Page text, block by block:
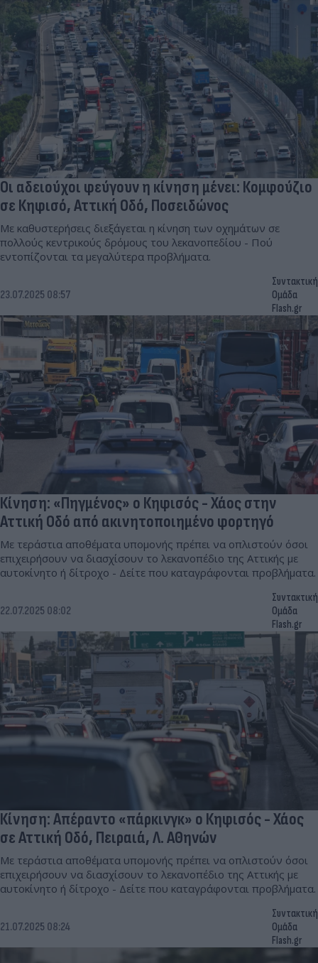
Οι αδειούχοι φεύγουν η κίνηση μένει: Κομφούζιο
σε Κηφισό, Αττική Οδό, Ποσειδώνος
Με καθυστερήσεις διεξάγεται η κίνηση των οχημάτων σε
πολλούς κεντρικούς δρόμους του λεκανοπεδίου - Πού
εντοπίζονται τα μεγαλύτερα προβλήματα.
23.07.2025 08:57
Συντακτική
Ομάδα
Flash.gr
Κίνηση: «Πηγμένος» ο Κηφισός - Χάος στην
Αττική Οδό από ακινητοποιημένο φορτηγό
Με τεράστια αποθέματα υπομονής πρέπει να οπλιστούν όσοι
επιχειρήσουν να διασχίσουν το λεκανοπέδιο της Αττικής με
αυτοκίνητο ή δίτροχο - Δείτε που καταγράφονται προβλήματα.
22.07.2025 08:02
Συντακτική
Ομάδα
Flash.gr
Κίνηση: Απέραντο «πάρκινγκ» ο Κηφισός - Χάος
σε Αττική Οδό, Πειραιά, Λ. ΑΘηνών
Με τεράστια αποθέματα υπομονής πρέπει να οπλιστούν όσοι
επιχειρήσουν να διασχίσουν το λεκανοπέδιο της Αττικής με
αυτοκίνητο ή δίτροχο - Δείτε που καταγράφονται προβλήματα.
21.07.2025 08:24
Συντακτική
Ομάδα
Flash.gr